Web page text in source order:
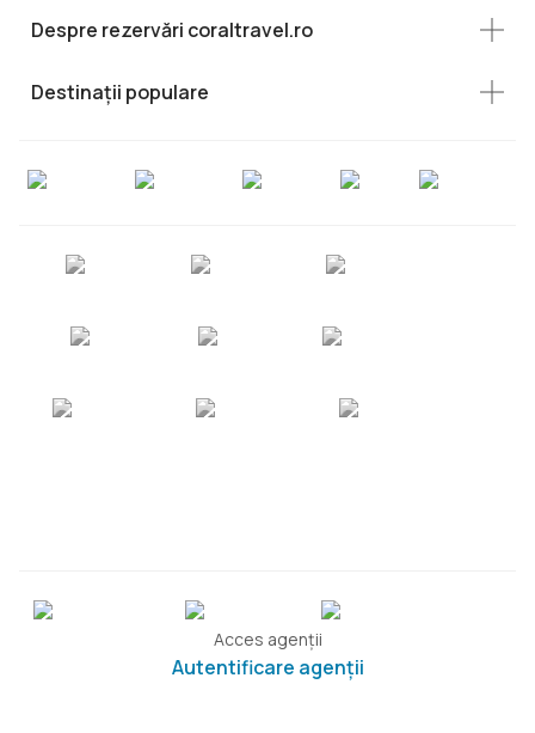
Despre rezervări coraltravel.ro
Destinații populare
Acces agenții
Autentificare agenții